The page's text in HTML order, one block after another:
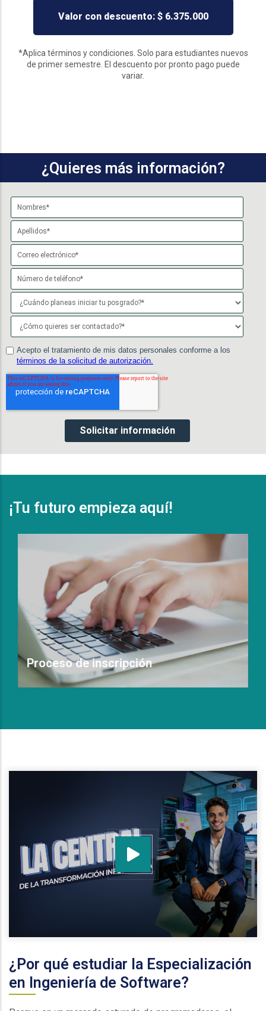
Valor con descuento: $ 6.375.000
*Aplica términos y condiciones. Solo para estudiantes nuevos
de primer semestre. El descuento por pronto pago puede
variar.
¿Quieres más información?
¡Tu futuro empieza aquí!
Proceso de inscripción
¿Por qué estudiar la Especialización
en Ingeniería de Software?